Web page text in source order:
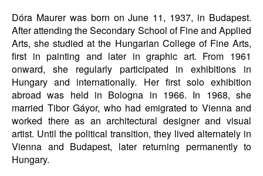
Dóra Maurer was born on June 11, 1937, in Budapest.
After attending the Secondary School of Fine and Applied
Arts, she studied at the Hungarian College of Fine Arts,
first in painting and later in graphic art. From 1961
onward, she regularly participated in exhibitions in
Hungary and internationally. Her first solo exhibition
abroad was held in Bologna in 1966. In 1968, she
married Tibor Gáyor, who had emigrated to Vienna and
worked there as an architectural designer and visual
artist. Until the political transition, they lived alternately in
Vienna and Budapest, later returning permanently to
Hungary.